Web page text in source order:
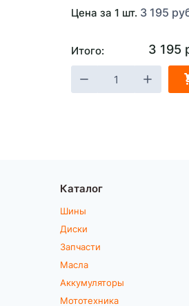
Цена за 1 шт. 3 195
Итого: 3 195
Каталог
Шины
Диски
Запчасти
Масла
Аккумуляторы
Мототехника